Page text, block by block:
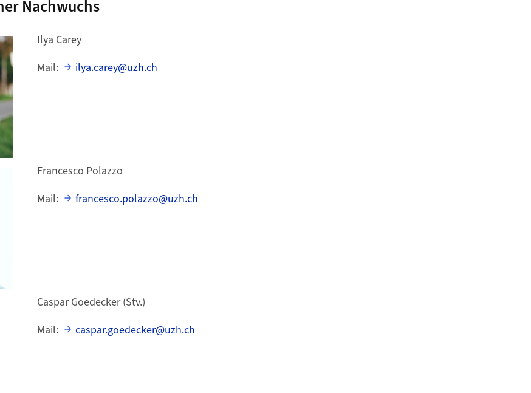
Nachwuchs
Ilya Carey
Mail:
ilya.carey@uzh.ch
Francesco Polazzo
Mail:
francesco.polazzo@uzh.ch
Caspar Goedecker (Stv.)
Mail:
caspar.goedecker@uzh.ch